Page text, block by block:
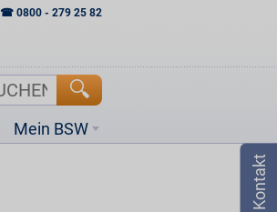
☎ 0800 - 279 25 82
Mein BSW